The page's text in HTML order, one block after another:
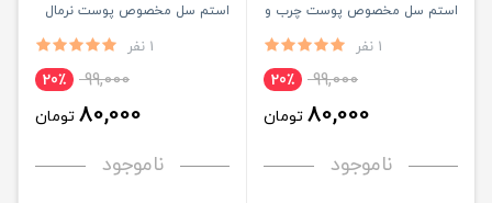
استم سل مخصوص پوست چرب و
آکنه دار حجم 200ML
1 نفر
99,000 20٪
80,000 تومان
ناموجود
استم سل مخصوص پوست نرمال
تا خشک حجم 200ML
1 نفر
99,000 20٪
80,000 تومان
ناموجود